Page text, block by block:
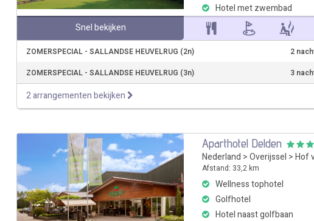
Hotel met zwembad
Snel bekijken
ZOMERSPECIAL - SALLANDSE HEUVELRUG (2n) 2
ZOMERSPECIAL - SALLANDSE HEUVELRUG (3n)
3
2 arrangementen bekijken
Aparthotel Delden
Nederland > Overijssel > Hof
Afstand: 33,2 km
Wellness tophotel
Golfhotel
Hotel naast golfbaan